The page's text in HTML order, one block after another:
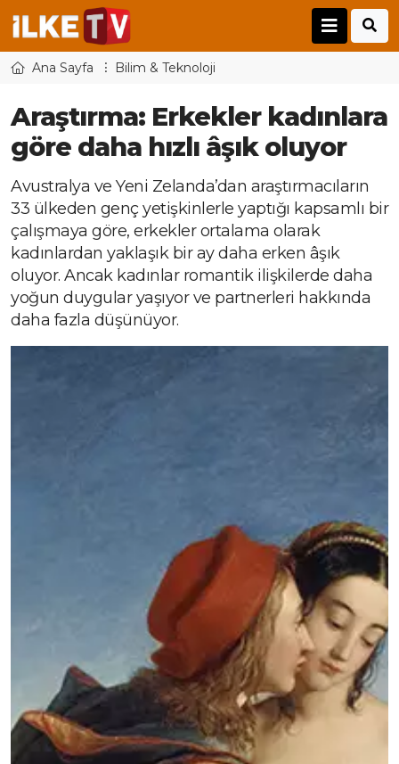
Ana Sayfa Bilim & Teknoloji
Araştırma: Erkekler kadınlara
göre daha hızlı âşık oluyor
Avustralya ve Yeni Zelanda’dan araştırmacıların
33 ülkeden genç yetişkinlerle yaptığı kapsamlı bir
çalışmaya göre, erkekler ortalama olarak
kadınlardan yaklaşık bir ay daha erken âşık
oluyor. Ancak kadınlar romantik ilişkilerde daha
yoğun duygular yaşıyor ve partnerleri hakkında
daha fazla düşünüyor.